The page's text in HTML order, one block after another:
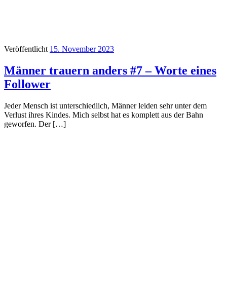
Veröffentlicht 15. November 2023
Männer trauern anders #7 – Worte eines
Follower
Jeder Mensch ist unterschiedlich, Männer leiden sehr unter dem
Verlust ihres Kindes. Mich selbst hat es komplett aus der Bahn
geworfen. Der […]